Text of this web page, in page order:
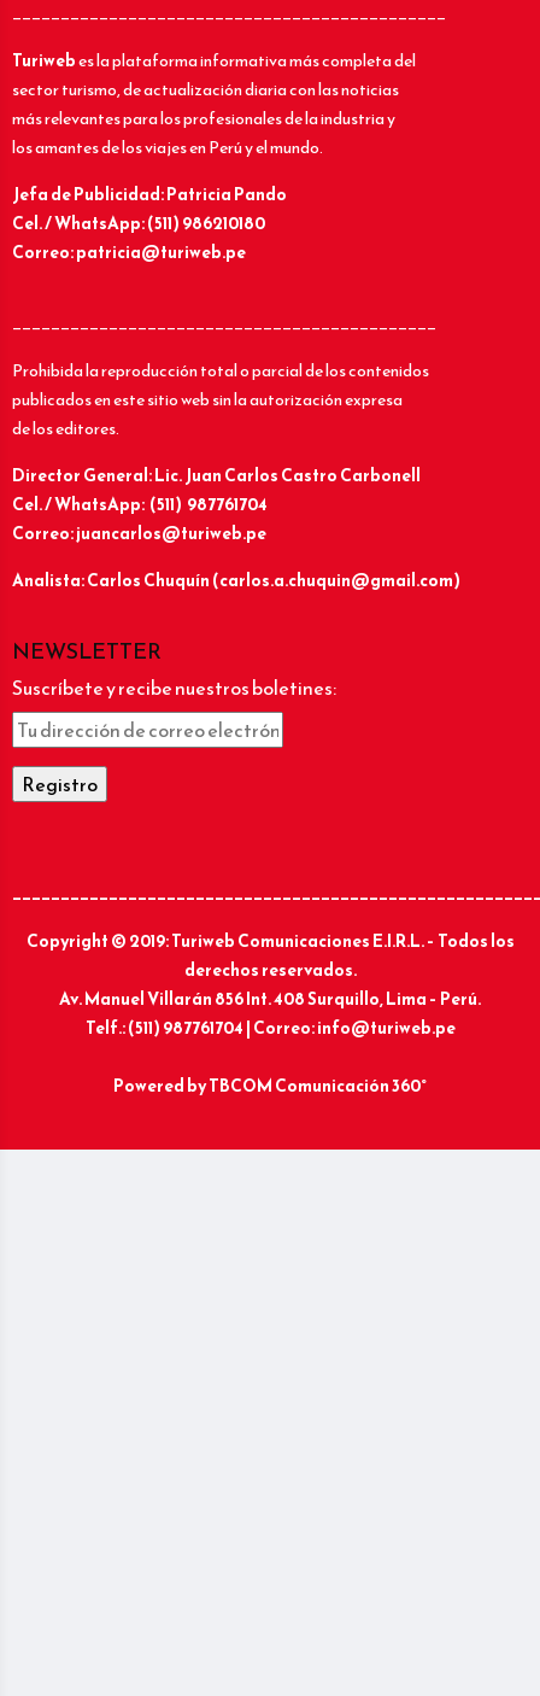
_____________________________________________
Turiwebes la plataforma informativa más completa del
sector turismo, de actualización diaria con las noticias
más relevantes para los profesionales de la industria y
los amantes de los viajes en Perú y el mundo.
Jefa de Publicidad: Patricia Pando
Cel. / WhatsApp: (511) 986210180
Correo: patricia@turiweb.pe
____________________________________________
Prohibida la reproducción total o parcial de los contenidos
publicados en este sitio web sin la autorización expresa
de los editores.
Director General: Lic.Juan Carlos Castro Carbonell
Cel. / WhatsApp: (511) 987761704
Correo: juancarlos@turiweb.pe
Analista: Carlos Chuquín (carlos.a.chuquin@gmail.com)
NEWSLETTER
Suscríbete y recibe nuestros boletines:
Copyright © 2019: Turiweb Comunicaciones E.I.R.L. – Todos los
derechos reservados.
Av. Manuel Villarán 856 Int. 408 Surquillo, Lima – Perú.
Telf.: (511) 987761704 | Correo: info@turiweb.pe
Powered byTBCOM Comunicación 360°